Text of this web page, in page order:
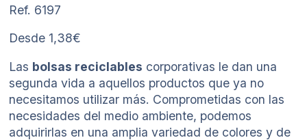
Ref. 6197
Desde 1,38€
Las bolsas reciclables corporativas le dan una
segunda vida a aquellos productos que ya no
necesitamos utilizar más. Comprometidas con las
necesidades del medio ambiente, podemos
adquirirlas en una amplia variedad de colores y de